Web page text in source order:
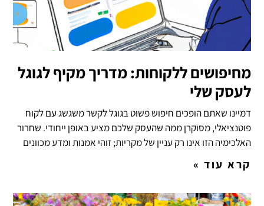
מחיפושים ללקוחות: מדריך מקיף לגוגל
לעסק שלי
דמיינו שאתם הופכים חיפוש פשוט בגוגל לקשר משגשג עם לקוח
פוטנציאלי, מסוקרן ממה שהעסק שלכם מציע באופן ייחודי. שחרור
האלכימיה הזו אינו רק עניין של מקריות; זוהי אמנות ומדע מכוונים
קרא עוד »